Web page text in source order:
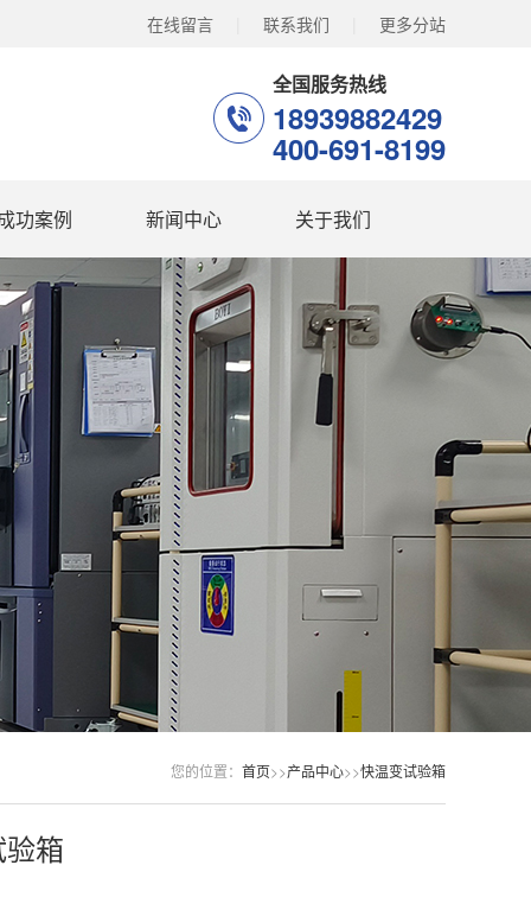
在线留言 联系我们 更多分站
全国服务热线
18939882429
400-691-8199
功案例 新闻中心 关于我们
您的位置： 首页>>产品中心>>快温变试验箱
箱